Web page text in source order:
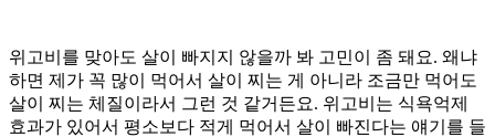
위고비를 맞아도 살이 빠지지 않을까 봐 고민이 좀 돼요. 왜냐
하면 제가 꼭 많이 먹어서 살이 찌는 게 아니라 조금만 먹어도
살이 찌는 체질이라서 그런 것 같거든요. 위고비는 식욕억제
효과가 있어서 평소보다 적게 먹어서 살이 빠진다는 얘기를 들